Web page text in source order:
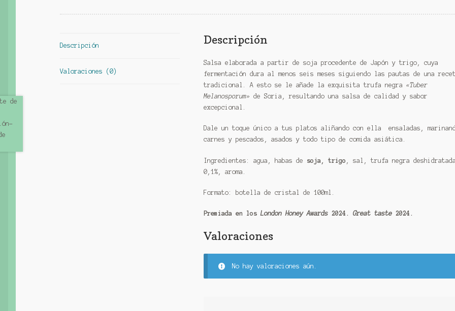
Descripción
Valoraciones (0)
Descripción
Salsa elaborada a partir de soja procedente de Japón y trigo, cuya
fermentación dura al menos seis meses siguiendo las pautas de una
tradicional. A esto se le añade la exquisita trufa negra «Tuber
Melanosporum» de Soria, resultando una salsa de calidad y sabor
excepcional.
Dale un toque único a tus platos aliñando con ella ensaladas,
carnes y pescados, asados y todo tipo de comida asiática.
Ingredientes: agua, habas de soja, trigo , sal, trufa negra
0,1%, aroma.
Formato: botella de cristal de 100ml.
Premiada en los London Honey Awards2024. Great taste2024.
Valoraciones
No hay valoraciones aún.